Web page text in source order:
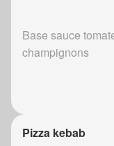
Base sauce
champignons
Pizza kebab